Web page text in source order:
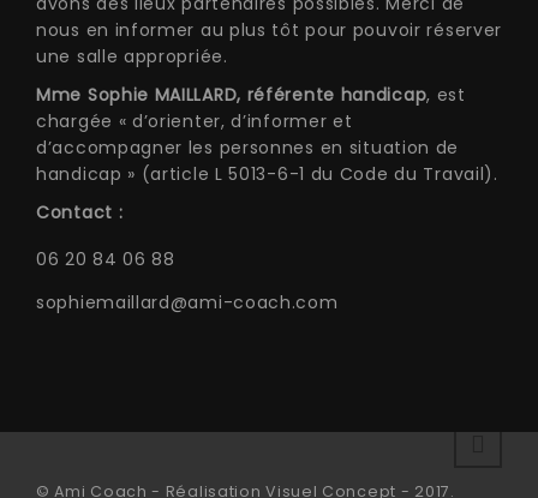
nous en informer au plus tôt pour pouvoir réserver
une salle appropriée.
Mme Sophie MAILLARD, référente handicap, est
chargée « d’orienter, d’informer et
d’accompagner les personnes en situation de
handicap » (article L 5013-6-1 du Code du Travail).
Contact :
06 20 84 06 88
sophiemaillard@ami-coach.com
© Ami Coach - Réalisation Visuel Concept - 2017.